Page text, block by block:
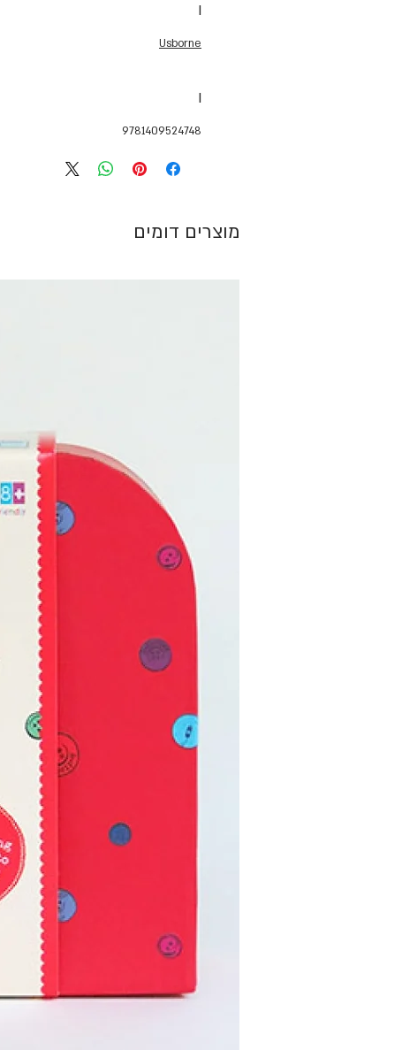
I
Usborne
I
9781409524748
מוצרים דומים